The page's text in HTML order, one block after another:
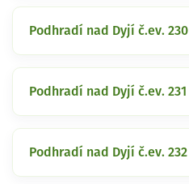
Podhradí nad Dyjí č.ev. 230
Podhradí nad Dyjí č.ev. 231
Podhradí nad Dyjí č.ev. 232